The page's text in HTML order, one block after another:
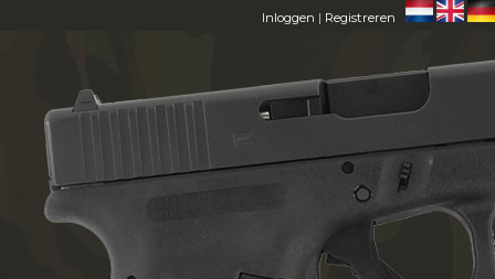
Inloggen | Registreren